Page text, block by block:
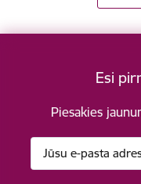
Esi
Piesakies